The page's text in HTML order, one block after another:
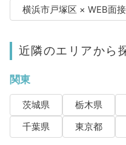
横浜市戸塚区 × WEB面
近隣のエリアから
関東
茨城県 栃木県
千葉県
東京都